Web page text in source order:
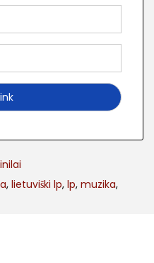
, lietuviški lp, lp, muzika,